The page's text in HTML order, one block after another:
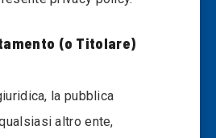
(o Titolare)
la pubblica
altro ente,